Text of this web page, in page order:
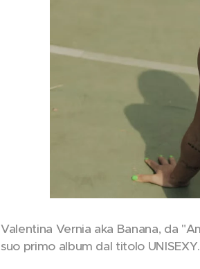
Valentina Vernia aka Banana, da
suo primo album dal titolo UNISEXY.